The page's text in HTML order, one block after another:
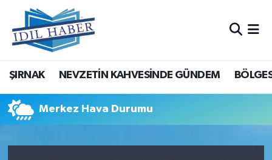
ŞIRNAK NEVZETİN KAHVESİNDE GÜNDEM
Merkez Hava Durumu
Nöbetçi Eczaneler
Hava Durumu
Trafik Durumu